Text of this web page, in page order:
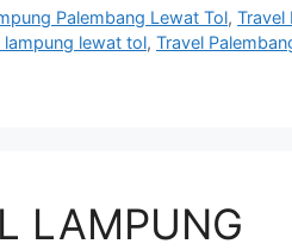
Palembang Lewat Tol,Travel
lampung lewat tol, Travel
LAMPUNG